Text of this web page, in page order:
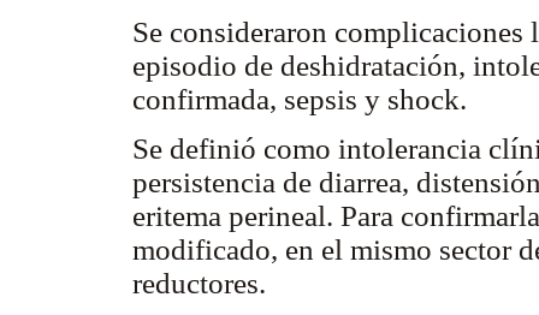
Se consideraron complicaciones
episodio de deshidratación,
confirmada, sepsis y shock.
Se definió como intolerancia
persistencia de diarrea,
eritema perineal. Para
modificado, en el mismo sector
reductores.